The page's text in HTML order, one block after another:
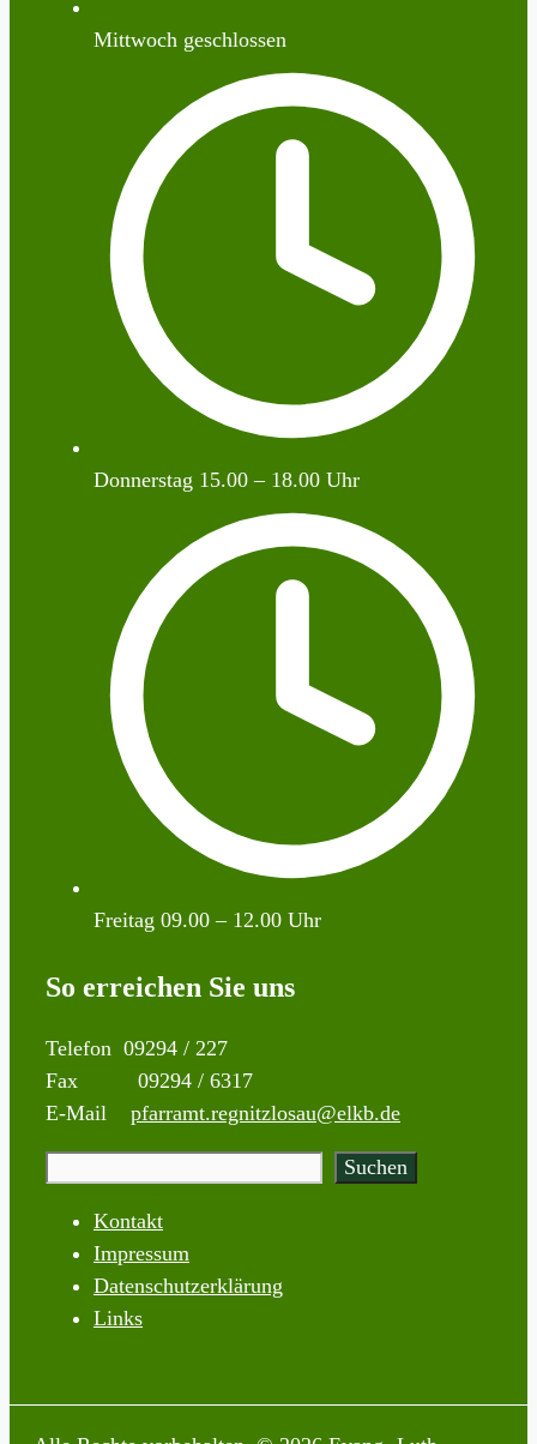
Mittwoch geschlossen
Donnerstag 15.00 – 18.00 Uhr
Freitag 09.00 – 12.00 Uhr
So erreichen Sie uns
Telefon 09294 / 227
Fax 09294 / 6317
E-Mail pfarramt.regnitzlosau@elkb.de
Suchen
Kontakt
Impressum
Datenschutzerklärung
Links